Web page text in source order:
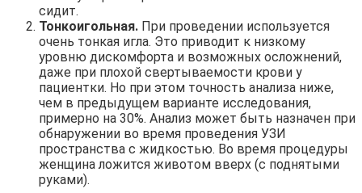
сидит.
Тонкоигольная. При проведении используется
очень тонкая игла. Это приводит к низкому
уровню дискомфорта и возможных осложнений,
даже при плохой свертываемости крови у
пациентки. Но при этом точность анализа ниже,
чем в предыдущем варианте исследования,
примерно на 30%. Анализ может быть назначен при
обнаружении во время проведения УЗИ
пространства с жидкостью. Во время процедуры
женщина ложится животом вверх (с поднятыми
руками).